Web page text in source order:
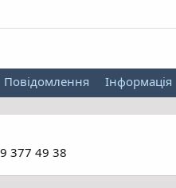
Повідомлення Інформація
377 49 38